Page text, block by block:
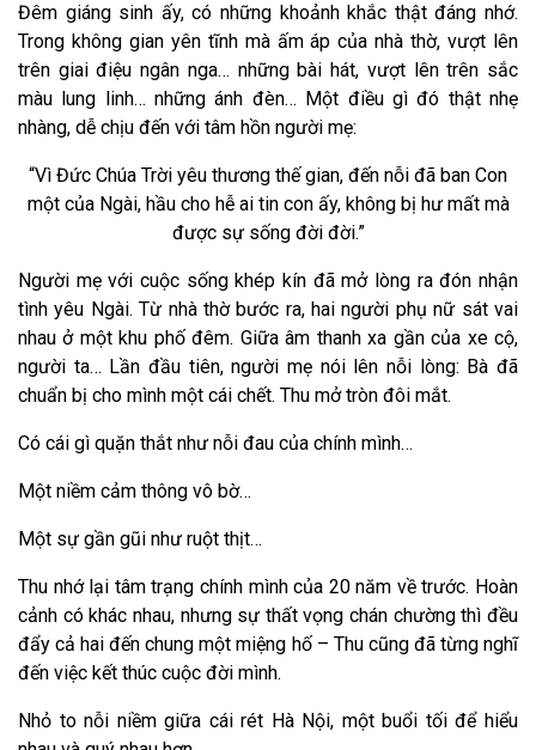
Đêm giáng sinh ấy, có những khoảnh khắc thật đáng nhớ.
Trong không gian yên tĩnh mà ấm áp của nhà thờ, vượt lên
trên giai điệu ngân nga… những bài hát, vượt lên trên sắc
màu lung linh… những ánh đèn… Một điều gì đó thật nhẹ
nhàng, dễ chịu đến với tâm hồn người mẹ:
“Vì Đức Chúa Trời yêu thương thế gian, đến nỗi đã ban Con
một của Ngài, hầu cho hễ ai tin con ấy, không bị hư mất mà
được sự sống đời đời.”
Người mẹ với cuộc sống khép kín đã mở lòng ra đón nhận
tình yêu Ngài. Từ nhà thờ bước ra, hai người phụ nữ sát vai
nhau ở một khu phố đêm. Giữa âm thanh xa gần của xe cộ,
người ta… Lần đầu tiên, người mẹ nói lên nỗi lòng: Bà đã
chuẩn bị cho mình một cái chết. Thu mở tròn đôi mắt.
Có cái gì quặn thắt như nỗi đau của chính mình…
Một niềm cảm thông vô bờ…
Một sự gần gũi như ruột thịt…
Thu nhớ lại tâm trạng chính mình của 20 năm về trước. Hoàn
cảnh có khác nhau, nhưng sự thất vọng chán chường thì đều
đẩy cả hai đến chung một miệng hố – Thu cũng đã từng nghĩ
đến việc kết thúc cuộc đời mình.
Nhỏ to nỗi niềm giữa cái rét Hà Nội, một buổi tối để hiểu